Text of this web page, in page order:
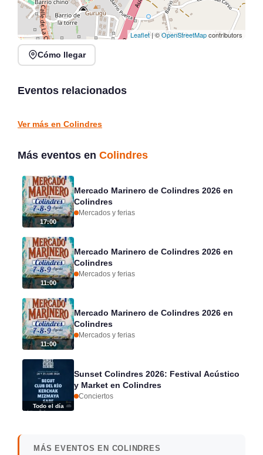
Leaflet| ©OpenStreetMapcontributors
Cómo llegar
Eventos relacionados
Sarón
Ver más en Colindres
Más eventos en Colindres
17:00
Mercado Marinero de Colindres 2026 en
Colindres
Mercados y ferias
11:00
Mercado Marinero de Colindres 2026 en
Colindres
Mercados y ferias
11:00
Mercado Marinero de Colindres 2026 en
Colindres
Mercados y ferias
Todo el día
Sunset Colindres 2026: Festival Acústico
y Market en Colindres
Conciertos
MÁS EVENTOS EN COLINDRES